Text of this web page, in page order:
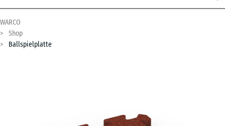
WARCO
Shop
Ballspielplatte